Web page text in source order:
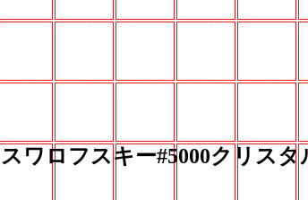
ロフスキー#5000クリスタ